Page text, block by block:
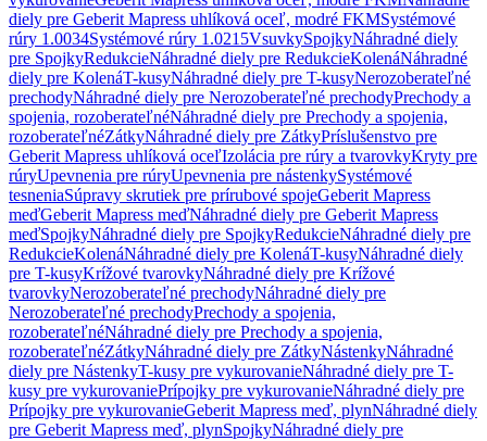
diely pre Geberit Mapress uhlíková oceľ, modré FKMSystémové
rúry 1.0034Systémové rúry 1.0215VsuvkySpojkyNáhradné diely
pre SpojkyRedukcieNáhradné diely pre RedukcieKolenáNáhradné
diely pre KolenáT-kusyNáhradné diely pre T-kusyNerozoberateľné
prechodyNáhradné diely pre Nerozoberateľné prechodyPrechody a
spojenia, rozoberateľnéNáhradné diely pre Prechody a spojenia,
rozoberateľnéZátkyNáhradné diely pre ZátkyPríslušenstvo pre
Geberit Mapress uhlíková oceľIzolácia pre rúry a tvarovkyKryty pre
rúryUpevnenia pre rúryUpevnenia pre nástenkySystémové
tesneniaSúpravy skrutiek pre prírubové spojeGeberit Mapress
meďGeberit Mapress meďNáhradné diely pre Geberit Mapress
meďSpojkyNáhradné diely pre SpojkyRedukcieNáhradné diely pre
RedukcieKolenáNáhradné diely pre KolenáT-kusyNáhradné diely
pre T-kusyKrížové tvarovkyNáhradné diely pre Krížové
tvarovkyNerozoberateľné prechodyNáhradné diely pre
Nerozoberateľné prechodyPrechody a spojenia,
rozoberateľnéNáhradné diely pre Prechody a spojenia,
rozoberateľnéZátkyNáhradné diely pre ZátkyNástenkyNáhradné
diely pre NástenkyT-kusy pre vykurovanieNáhradné diely pre T-
kusy pre vykurovaniePrípojky pre vykurovanieNáhradné diely pre
Prípojky pre vykurovanieGeberit Mapress meď, plynNáhradné diely
pre Geberit Mapress meď, plynSpojkyNáhradné diely pre